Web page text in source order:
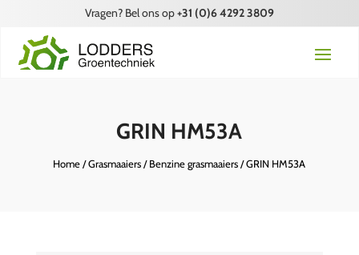
Vragen? Bel ons op+31 (0)6 4292 3809
GRIN HM53A
Home/Grasmaaiers/Benzine grasmaaiers/ GRIN HM53A